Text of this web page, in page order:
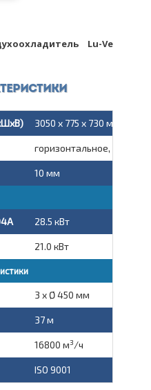
Lu-Ve
3050 x 775 x 730 мм
горизонтальное,
10 мм
28.5 кВт
21.0 кВт
3 x Ø 450 мм
37 м
16800 м3/ч
ISO 9001